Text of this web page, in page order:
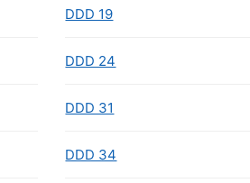
DDD 19
DDD 24
DDD 31
DDD 34